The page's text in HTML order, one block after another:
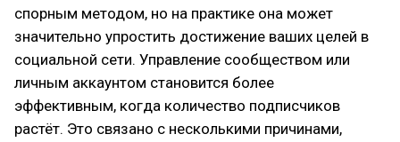
спорным методом, но на практике она может
значительно упростить достижение ваших целей в
социальной сети. Управление сообществом или
личным аккаунтом становится более
эффективным, когда количество подписчиков
растёт. Это связано с несколькими причинами,